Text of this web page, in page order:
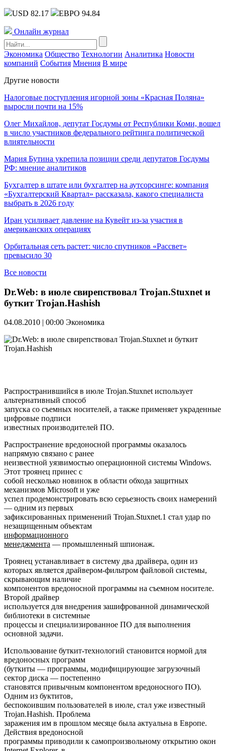
USD 82.17 ЕВРО 94.84
Онлайн журнал
Экономика Общество Технологии Аналитика Новости
компаний События Мнения В мире
Другие новости
Налоговые поступления игорной зоны «Красная Поляна»
выросли почти на 15%
Олег Михайлов, депутат Госдумы от Республики Коми, вошел
в число участников федерального рейтинга политической
влиятельности
Мария Бутина укрепила позиции среди депутатов Госдумы
РФ: мнение аналитиков
Бухгалтер в штате или бухгалтер на аутсорсинге: компания
«Бухгалтерский Квартал» рассказала, какого специалиста
выбрать в 2026 году
Иран усиливает давление на Кувейт из-за участия в
американских операциях
Орбитальная сеть растет: число спутников «Рассвет»
превысило 30
Все новости
Dr.Web: в июле свирепствовал Trojan.Stuxnet и
буткит Trojan.Hashish
04.08.2010 | 00:00 Экономика
Распространившийся в июле Trojan.Stuxnet использует
альтернативный способ
запуска со съемных носителей, а также применяет украденные
цифровые подписи
известных производителей ПО.
Распространение вредоносной программы оказалось
напрямую связано с ранее
неизвестной уязвимостью операционной системы Windows.
Этот троянец принес с
собой несколько новинок в области обхода защитных
механизмов Microsoft и уже
успел продемонстрировать всю серьезность своих намерений
— одним из первых
зафиксированных применений Trojan.Stuxnet.1 стал удар по
незащищенным объектам
информационного
менеджмента — промышленный шпионаж.
Троянец устанавливает в систему два драйвера, один из
которых является драйвером-фильтром файловой системы,
скрывающим наличие
компонентов вредоносной программы на съемном носителе.
Второй драйвер
используется для внедрения зашифрованной динамической
библиотеки в системные
процессы и специализированное ПО для выполнения
основной задачи.
Использование буткит-технологий становится нормой для
вредоносных программ
(буткиты — программы, модифицирующие загрузочный
сектор диска — постепенно
становятся привычным компонентом вредоносного ПО).
Одним из буктитов,
беспокоившим пользователей в июле, стал уже известный
Trojan.Hashish. Проблема
заражения им в прошлом месяце была актуальна в Европе.
Действия вредоносной
программы приводили к самопроизвольному открытию окон